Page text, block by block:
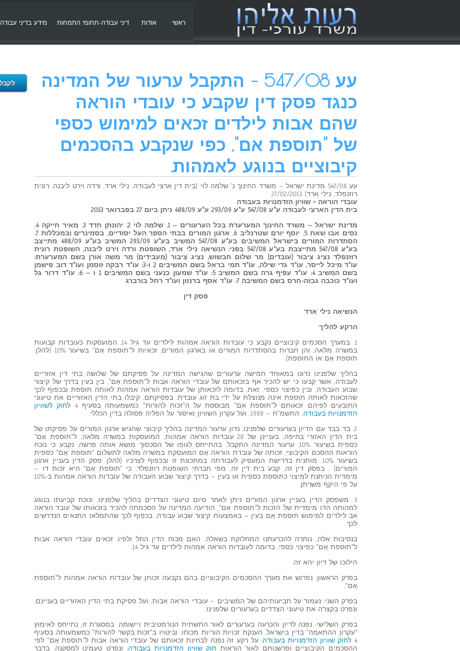
ראשי אודות דיני עבודה-תחומי התמחות מידע בדיני עבודה
עע 547/08 – התקבל ערעור של המדינה
כנגד פסק דין שקבע כי עובדי הוראה
שהם אבות לילדים זכאים למימוש כספי
של "תוספת אם", כפי שנקבע בהסכמים
קיבוציים בנוגע לאמהות.
עע 547/08 מדינת ישראל – משרד החינוך נ' שלמה לוי (בית דין ארצי לעבודה, נילי ארד, ורדה וירט ליבנה, רונית
רוזנפלד, נילי ארד) 27/02/2013
עובדי הוראה • שוויון הזדמנויות בעבודה
בית הדין הארצי לעבודה ע"ע 547/08 ע"ע 293/09 ע"ע 488/09 ניתן ביום 27 בפברואר 2013
מדינת ישראל – משרד החינוך המערערת בכל הערעורים – 1. שלמה לוי 2. יהונתן חדד 3. מאיר חייקה 4.
נסים אבו שאח 5. יוסף יורם שטרנליב 6. ארגון המורים בבתי הספר העל יסודיים, בסמינרים ובמכללות 7.
הסתדרות המורים בישראל המשיבים בע"ע 547/08 המשיב בע"ע 293/09 המשיב בע"ע 488/09 מתייצב
בע"ע 547/08 מתייצבת בע"ע 547/08 בפני: הנשיאה נילי ארד, השופטת ורדה וירט ליבנה, השופטת רונית
רוזנפלד נציג ציבור (עובדים) מר שלום חבשוש, נציג ציבור (מעבידים) מר משה אורן בשם המערערת:
עו"ד מיכל לייסר, עו"ד גדי שילה, עו"ד תמי בראל בשם המשיבים 2 ו-3: עו"ד רבקה זוסמן ועו"ד דוב פישמן
בשם המשיב 4: עו"ד עפיף גרה בשם המשיב 5: עו"ד שמעון כנעני בשם המשיבים 1 ו – 6: עו"ד דרור גל
ועו"ד כוכבה גבזה-חרס בשם המשיבה 7: עו"ד אסף ברנזון ועו"ד רחל בורברג
פסק דין
הנשיאה נילי ארד
הרקע להליך
1. במערך הסכמים קיבוציים נקבע כי עובדות הוראה אמהות לילדים עד גיל 14, המועסקות כעובדות קבועות
במשרה מלאה, והן חברות בהסתדרות המורים או בארגון המורים, זכאיות ל"תוספת אֵם" בשיעור 10% (להלן:
תוספת אֵם או התוספת).
בהליך שלפנינו נדונו במאוחד חמישה ערעורים שהגישה המדינה על פסיקתם של שלושה בתי דין אזוריים
לעבודה, אשר קבעו כי יש להכיר אף בזכאותם של עובדי הוראה אבות ל"תוספת אֵם", בין בעין בדרך של קיצור
שבוע העבודה, ובין כפיצוי כספי. זאת, בדומה לזכאותן של עובדות הוראה אמהות לאותה תוספת ובכפוף לכך
שהזכאות לאותה תוספת אינה מנוצלת על ידי בת זוג עובדת. בפסיקתם, קיבלו בתי הדין האזוריים את טיעוני
התובעים לפיהם זכאותם ל"תוספת אם" מבוססת על ה"זכות להורות" כמשמעותה בסעיף 4 ל
חוק לשוויון
הזדמנויות בעבודה, התשמ"ח – 1988, ועל עקרון השוויון ואיסור על הפליה פסולה בדין הכללי.
2. בד בבד עם הדיון בערעורים שלפנינו, נדון ערעור המדינה בהליך קיבוצי שהגיש ארגון המורים על פסיקתו של
בית הדין האזורי בחיפה, בעניינן של 28 עובדות הוראה אמהות, המועסקות במשרה מלאה, ל"תוספת אֵם"
כספית בשיעור 10%. ערעור המדינה התקבל. בהתייחס לגופו של הסכסוך מושא אותה פרשה, נקבע כי נוכח
הוראות ההסכם הקיבוצי, זכותה של עובדת הוראה אֵם המועסקת במשרה מלאה לתשלום "תוספת אֵם" כספית
בשיעור 10%, מותנית בדרישת המעסיק לעבודתה במתכונת זו ובכפוף לצרכיו (להלן: פסק הדין בעניין ארגון
המורים) . בפסק דין זה, קבע בית דין זה, מפי חברתי השופטת רוזנפלד, כי "תוספת אֵם" היא זכות דו –
מימדית הניתנת למיצוי כתוספת כספית או בעין – בדרך קיצור שבוע העבודה של עובדות הוראה אמהות ב-10%
על פי היקף משרתן.
3. משפסק הדין בעניין ארגון המורים ניתן לאחר סיום טיעוני הצדדים בהליך שלפנינו, ונוכח קביעתו בנוגע
למהותה הדו מימדית של הזכות ל"תוספת אֵם", הודיעה המדינה על הסכמתה להכיר בזכאותו של עובד הוראה
אב לילדים למימוש תוספת אֵם בעין – באמצעות קיצור שבוע עבודה, בכפוף לכך שהתמלאו התנאים הנדרשים
לכך.
בנסיבות אלה, נותרה להכרעתנו המחלוקת בשאלה, האִם מכוח הדין החל ולפיו, זכאים עובדי הוראה אבות
ל"תוספת אֵם" כפיצוי כספי, בדומה לעובדות הוראה אמהות לילדים עד גיל 14.
הילוכו של דיון יהא זה:
בפרק הראשון: נפרוש את מערך ההסכמים הקיבוציים בהם נקבעה זכותן של עובדות הוראה אמהות ל"תוספת
אֵם".
בפרק השני: נעמוד על תביעותיהם של המשיבים – עובדי הוראה אבות, ועל פסיקת בתי הדין האזוריים בעניינם;
ונפרט בקצרה את טיעוני הצדדים בערעורים שלפנינו.
בפרק השלישי: נפנה לדיון והכרעה בערעורים לאור התשתית הנורמטיבית ויישומה. במסגרת זו, נתייחס לאימוץ
"עקרון ההתאמה" בדין בישראל, הענקת זכויות הוריות מכוחו, וביטויו ב"זכות בקשר להורות" כמשמעותה בסעיף
4 ל
חוק שוויון הזדמנויות בעבודה; על רקע זה נפנה לבחינת זכאותם של עובדי הוראה אבות ל"תוספת אֵם" לפי
ההסכמים הקיבוציים ופרשנותם לאור הוראות חוק שוויון הזדמנויות בעבודה; ונפרט טעמינו למסקנה, בדבר